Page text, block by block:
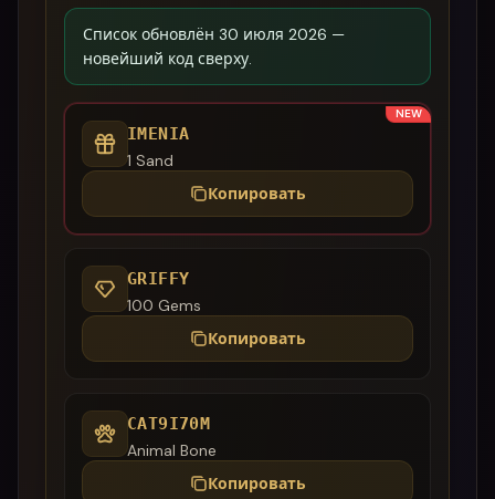
Список обновлён 30 июля 2026 —
новейший код сверху.
NEW
IMENIA
1 Sand
Копировать
GRIFFY
100 Gems
Копировать
CAT9I70M
Animal Bone
Копировать